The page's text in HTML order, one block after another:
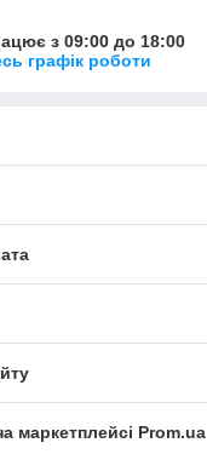
з 09:00 до 18:00
графік роботи
маркетплейсі Prom.ua